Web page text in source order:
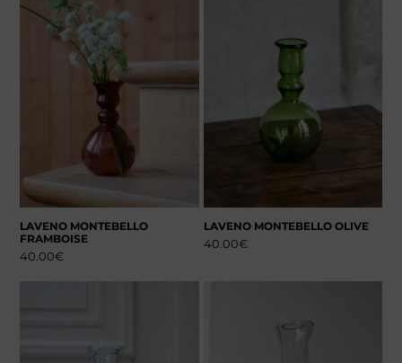
LAVENO MONTEBELLO
FRAMBOISE
40.00€
LAVENO MONTEBELLO OLIVE
40.00€